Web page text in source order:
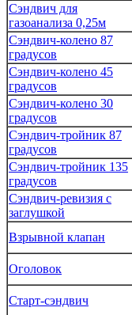
Сэндвич для
газоанализа 0,25м
Сэндвич-колено 87
градусов
Сэндвич-колено 45
градусов
Сэндвич-колено 30
градусов
Сэндвич-тройник 87
градусов
Сэндвич-тройник 135
градусов
Сэндвич-ревизия с
заглушкой
Взрывной клапан
Оголовок
Старт-сэндвич